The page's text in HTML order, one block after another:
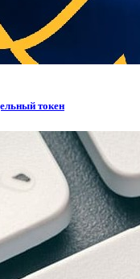
токен